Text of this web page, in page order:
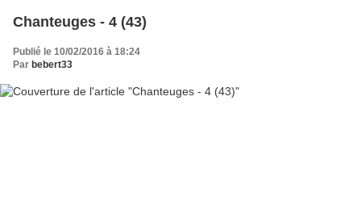
Chanteuges - 4 (43)
Publié le 10/02/2016 à 18:24
Par bebert33